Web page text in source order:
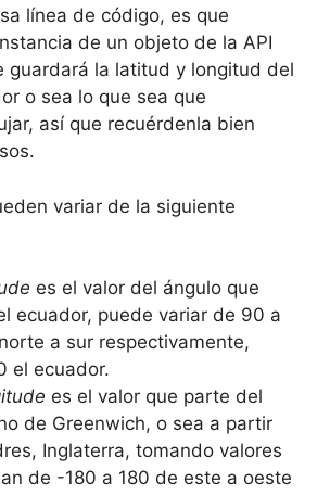
línea de código, es que
de un objeto de la API
guardará la latitud y longitud del
o sea lo que sea que
así que recuérdenla bien
variar de la siguiente
es el valor del ángulo que
ecuador, puede variar de 90 a
a sur respectivamente,
el ecuador.
es el valor que parte del
de Greenwich, o sea a partir
Inglaterra, tomando valores
de -180 a 180 de este a oeste